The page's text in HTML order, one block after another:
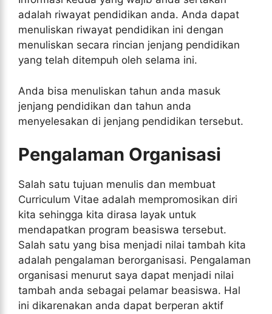
adalah riwayat pendidikan anda. Anda dapat
menuliskan riwayat pendidikan ini dengan
menuliskan secara rincian jenjang pendidikan
yang telah ditempuh oleh selama ini.
Anda bisa menuliskan tahun anda masuk
jenjang pendidikan dan tahun anda
menyelesakan di jenjang pendidikan tersebut.
Pengalaman Organisasi
Salah satu tujuan menulis dan membuat
Curriculum Vitae adalah mempromosikan diri
kita sehingga kita dirasa layak untuk
mendapatkan program beasiswa tersebut.
Salah satu yang bisa menjadi nilai tambah kita
adalah pengalaman berorganisasi. Pengalaman
organisasi menurut saya dapat menjadi nilai
tambah anda sebagai pelamar beasiswa. Hal
ini dikarenakan anda dapat berperan aktif